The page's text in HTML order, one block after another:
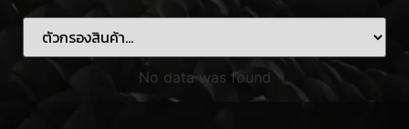
No data was found